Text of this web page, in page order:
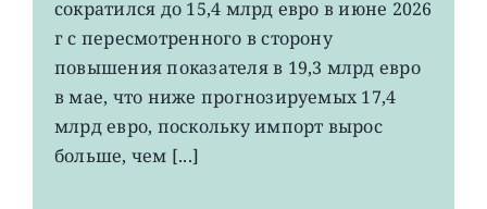
экспорт
вырос
4-
летнего
сократился до 15,4 млрд евро в июне 2026
г с пересмотренного в сторону
повышения показателя в 19,3 млрд евро
в мае, что ниже прогнозируемых 17,4
млрд евро, поскольку импорт вырос
больше, чем [...]